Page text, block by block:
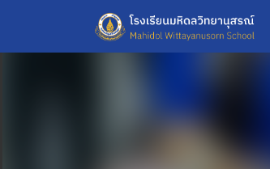
content